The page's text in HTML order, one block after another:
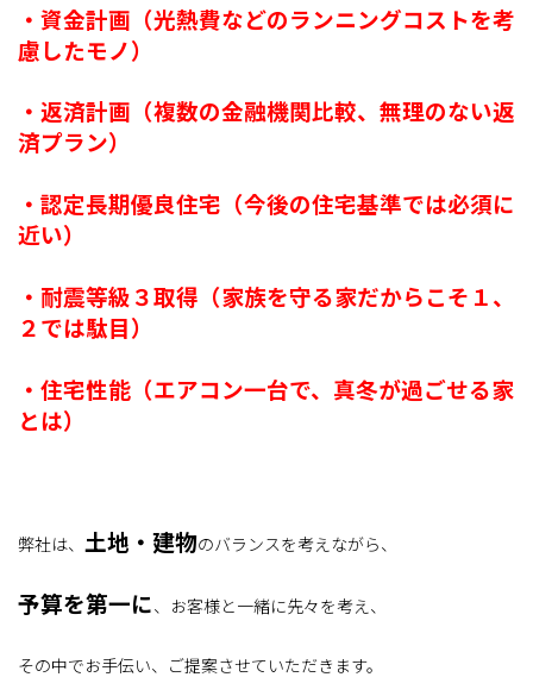
・資金計画（光熱費などのランニングコストを考
慮したモノ）
・返済計画（複数の金融機関比較、無理のない返
済プラン）
・認定長期優良住宅（今後の住宅基準では必須に
近い）
・耐震等級３取得（家族を守る家だからこそ１、
２では駄目）
・住宅性能（エアコン一台で、真冬が過ごせる家
とは）
弊社は、 土地・建物のバランスを考えながら、
予算を第一に、お客様と一緒に先々を考え、
その中でお手伝い、ご提案させていただきます。